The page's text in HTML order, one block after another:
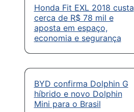
Honda Fit EXL 2018 custa
cerca de R$ 78 mil e
aposta em espaço,
economia e segurança
BYD confirma Dolphin G
híbrido e novo Dolphin
Mini para o Brasil